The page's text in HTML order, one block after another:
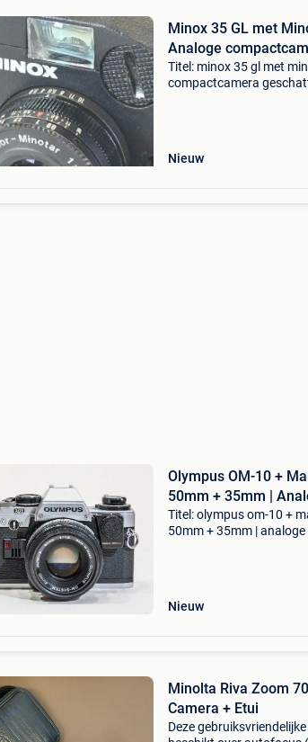
Minox 35 GL met
Analoge
Titel: minox 35 gl met
compactcamera
Nieuw
Olympus OM-10 +
50mm + 35mm |
Titel: olympus om-10 +
50mm + 35mm |
Nieuw
Minolta Riva Zoom
Camera + Etui
Deze